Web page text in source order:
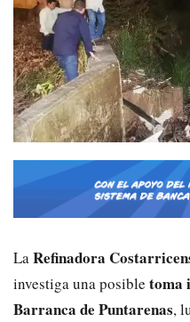
LaRefinadora
investiga una posible toma
Barranca de Puntarenas,